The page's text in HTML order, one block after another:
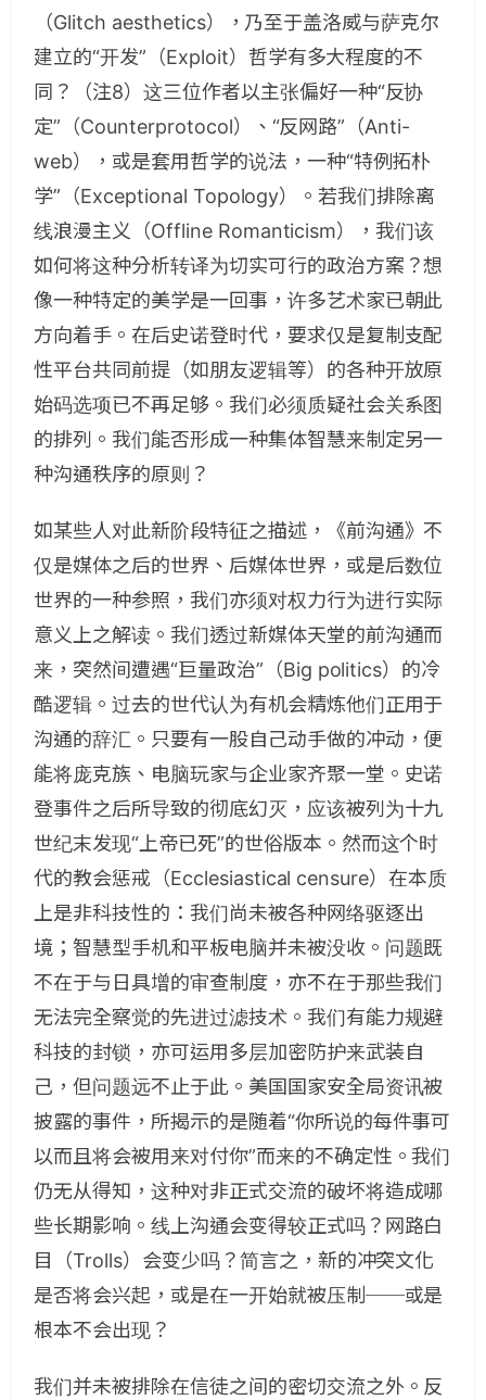
（Glitch aesthetics），乃至于盖洛威与萨克尔
建立的“开发”（Exploit）哲学有多大程度的不
同？
（注8） 这三位作者以主张偏好一种“反协
定”（Counterprotocol）、“反网路”（Anti-
web），或是套用哲学的说法，一种“特例拓朴
学”（Exceptional Topology）。若我们排除离
线浪漫主义（Offline Romanticism），我们该
如何将这种分析转译为切实可行的政治方案？想
像一种特定的美学是一回事，许多艺术家已朝此
方向着手。在后史诺登时代，要求仅是复制支配
性平台共同前提（如朋友逻辑等）的各种开放原
始码选项已不再足够。我们必须质疑社会关系图
的排列。我们能否形成一种集体智慧来制定另一
种沟通秩序的原则？
如某些人对此新阶段特征之描述，《前沟通》不
仅是媒体之后的世界、后媒体世界，或是后数位
世界的一种参照，我们亦须对权力行为进行实际
意义上之解读。我们透过新媒体天堂的前沟通而
来，突然间遭遇“巨量政治”（Big politics）的冷
酷逻辑。过去的世代认为有机会精炼他们正用于
沟通的辞汇。只要有一股自己动手做的冲动，便
能将庞克族、电脑玩家与企业家齐聚一堂。史诺
登事件之后所导致的彻底幻灭，应该被列为十九
世纪末发现“上帝已死”的世俗版本。然而这个时
代的教会惩戒（Ecclesiastical censure）在本质
上是非科技性的：我们尚未被各种网络驱逐出
境；智慧型手机和平板电脑并未被没收。问题既
不在于与日具增的审查制度，亦不在于那些我们
无法完全察觉的先进过滤技术。我们有能力规避
科技的封锁，亦可运用多层加密防护来武装自
己，但问题远不止于此。美国国家安全局资讯被
披露的事件，所揭示的是随着“你所说的每件事可
以而且将会被用来对付你”而来的不确定性。我们
仍无从得知，这种对非正式交流的破坏将造成哪
些长期影响。线上沟通会变得较正式吗？网路白
目（Trolls）会变少吗？简言之，新的冲突文化
是否将会兴起，或是在一开始就被压制──或是
根本不会出现？
我们并未被排除在信徒之间的密切交流之外。反